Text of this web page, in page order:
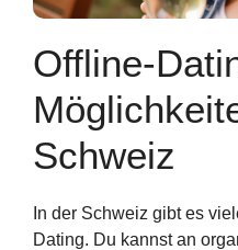
Offline-
Schweiz
In der Schweiz gibt es
Dating. Du kannst an